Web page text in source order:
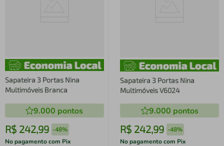
Sapateira 3 Portas Nina
Multimóveis Branca
9.000 pontos
R$ 242,99 -48%
No pagamento com Pix
Sapateira 3 Portas Nina
Multimóveis V6024
9.000 pontos
R$ 242,99 -48%
No pagamento com Pix